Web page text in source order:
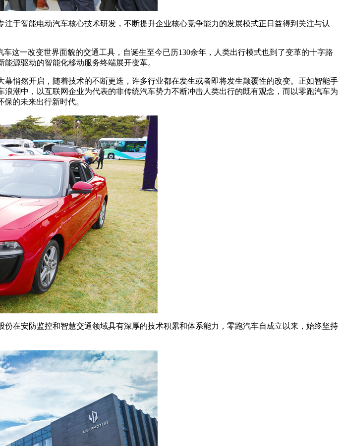
智能电动汽车核心技术研发，不断提升企业核心竞争能力的发展模式正日益得到关注与认
一改变世界面貌的交通工具，自诞生至今已历130余年，人类出行模式也到了变革的十字路
源驱动的智能化移动服务终端展开变革。
然开启，随着技术的不断更迭，许多行业都在发生或者即将发生颠覆性的改变。正如智能手
潮中，以互联网企业为代表的非传统汽车势力不断冲击人类出行的既有观念，而以零跑汽车为
的未来出行新时代。
安防监控和智慧交通领域具有深厚的技术积累和体系能力，零跑汽车自成立以来，始终坚持